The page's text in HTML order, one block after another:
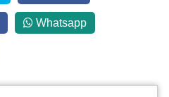
Whatsapp